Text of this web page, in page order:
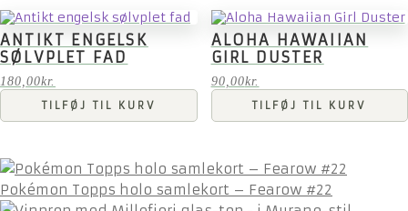
ANTIKT ENGELSK
SØLVPLET FAD
180,00kr.
TILFØJ TIL KURV
ALOHA HAWAIIAN
GIRL DUSTER
90,00kr.
TILFØJ TIL KURV
Pokémon Topps holo samlekort – Fearow #22